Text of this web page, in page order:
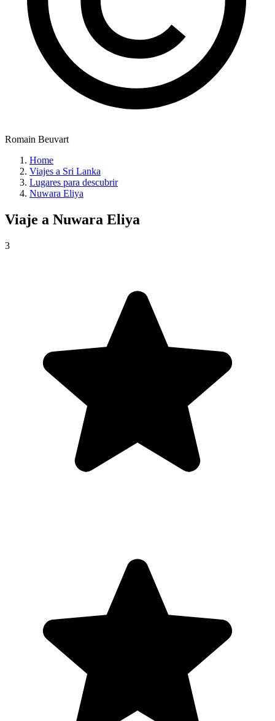
Romain Beuvart
Home
Viajes a Sri Lanka
Lugares para descubrir
Nuwara Eliya
Viaje a Nuwara Eliya
3